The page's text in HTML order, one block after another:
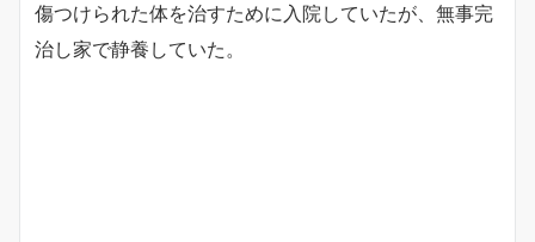
傷つけられた体を治すために入院していたが、無事完
治し家で静養していた。